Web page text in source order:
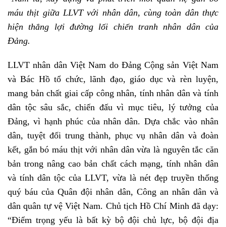
máu thịt giữa LLVT với nhân dân, cùng toàn dân thực
hiện thắng lợi đường lối chiến tranh nhân dân của
Đảng.
LLVT nhân dân Việt Nam do Đảng Cộng sản Việt Nam
và Bác Hồ tổ chức, lãnh đạo, giáo dục và rèn luyện,
mang bản chất giai cấp công nhân, tính nhân dân và tính
dân tộc sâu sắc, chiến đấu vì mục tiêu, lý tưởng của
Đảng, vì hạnh phúc của nhân dân. Dựa chắc vào nhân
dân, tuyệt đối trung thành, phục vụ nhân dân và đoàn
kết, gắn bó máu thịt với nhân dân vừa là nguyên tắc căn
bản trong nâng cao bản chất cách mạng, tính nhân dân
và tính dân tộc của LLVT, vừa là nét đẹp truyền thống
quý báu của Quân đội nhân dân, Công an nhân dân và
dân quân tự vệ Việt Nam. Chủ tịch Hồ Chí Minh đã dạy:
“Điểm trọng yếu là bất kỳ bộ đội chủ lực, bộ đội địa